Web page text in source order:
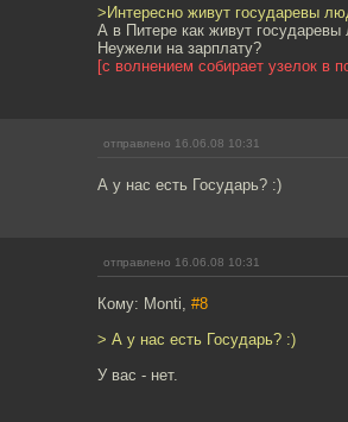
>Интересно живут государевы
А в Питере как живут
Неужели на зарплату?
[с волнением собирает узелок в
отправлено 16.06.08 10:31
А у нас есть Государь? :)
отправлено 16.06.08 10:31
Кому: Monti, #8
> А у нас есть Государь? :)
У вас - нет.